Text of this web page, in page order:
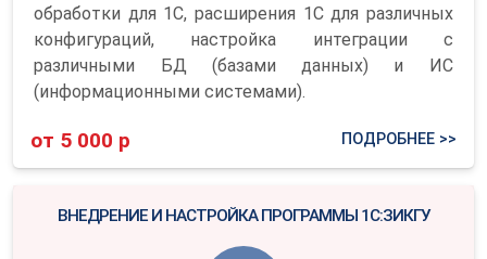
обработки для 1С, расширения 1С для различных
конфигураций, настройка интеграции с
различными БД (базами данных) и ИС
(информационными системами).
от 5 000 р ПОДРОБНЕЕ >>
ВНЕДРЕНИЕ И НАСТРОЙКА ПРОГРАММЫ 1С:ЗИКГУ